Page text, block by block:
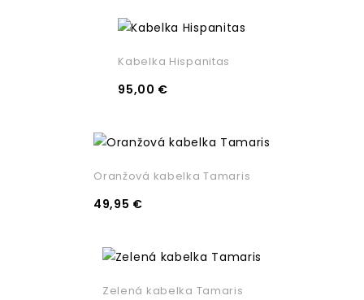
Kabelka Hispanitas
95,00 €
Oranžová kabelka Tamaris
49,95 €
Zelená kabelka Tamaris